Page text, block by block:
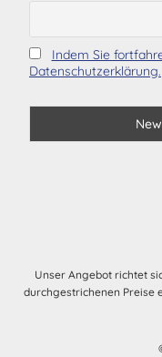
Indem Sie
Datenschutzerklärung.
Unser Angebot richtet
durchgestrichenen Preise